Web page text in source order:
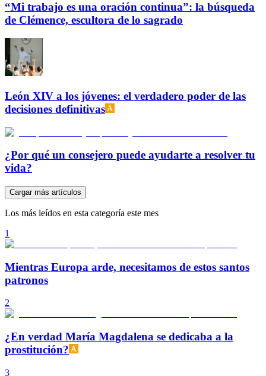
“Mi trabajo es una oración continua”: la búsqueda
de Clémence, escultora de lo sagrado
León XIV a los jóvenes: el verdadero poder de las
decisiones definitivas
¿Por qué un consejero puede ayudarte a resolver tu
vida?
Cargar más artículos
Los más leídos en esta categoría este mes
1
Mientras Europa arde, necesitamos de estos santos
patronos
2
¿En verdad María Magdalena se dedicaba a la
prostitución?
3